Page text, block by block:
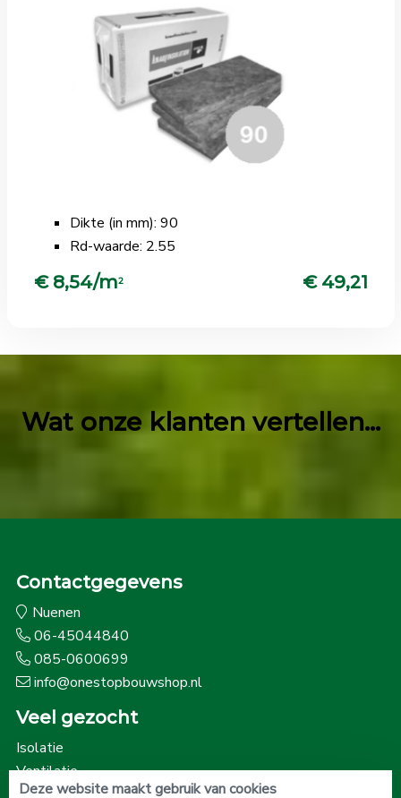
Dikte (in mm): 90
Rd-waarde: 2.55
€ 8,54/m2 € 49,21
Wat onze klanten vertellen...
Contactgegevens
Nuenen
06-45044840
085-0600699
info@onestopbouwshop.nl
Veel gezocht
Isolatie
Ventilatie
Deze website maakt gebruik van cookies